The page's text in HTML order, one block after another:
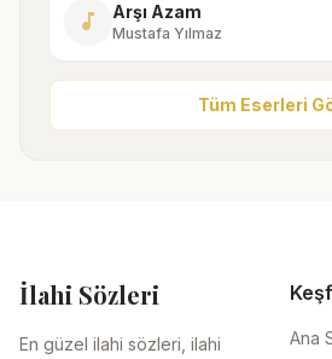
music_note Arşı Azam
Mustafa Yılmaz
Tüm Eserleri
İlahi Sözleri
En güzel ilahi sözleri, ilahi
Ana